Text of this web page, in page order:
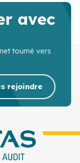
avec
tourné vers
rejoindre